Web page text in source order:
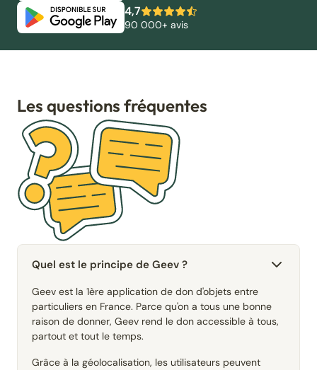
4,7
90 000+ avis
Les questions fréquentes
Quel est le principe de Geev ?
Geev est la 1ère application de don d'objets entre
particuliers en France. Parce qu'on a tous une bonne
raison de donner, Geev rend le don accessible à tous,
partout et tout le temps.
Grâce à la géolocalisation, les utilisateurs peuvent